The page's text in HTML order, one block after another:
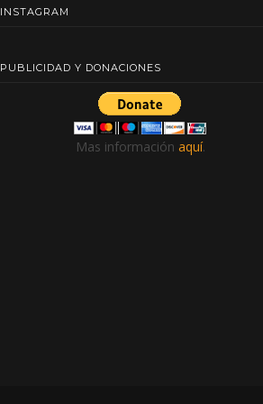
INSTAGRAM
PUBLICIDAD Y DONACIONES
Mas información aquí.